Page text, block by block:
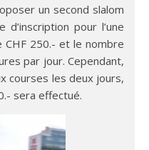
un second slalom
d’inscription pour l’une
CHF 250.- et le nombre
par jour. Cependant,
courses les deux jours,
sera effectué.